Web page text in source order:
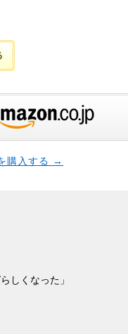
購入する →
しくなった」